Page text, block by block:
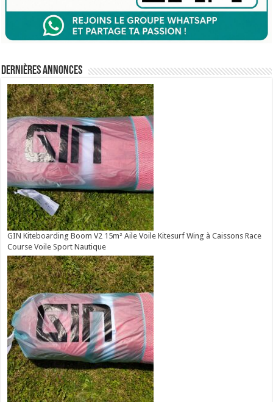
Dernières annonces
GIN Kiteboarding Boom V2 15m² Aile Voile Kitesurf Wing à Caissons Race
Course Voile Sport Nautique